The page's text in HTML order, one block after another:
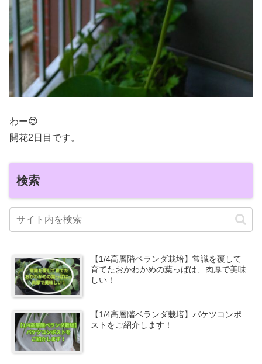
わー😍
開花2日目です。
検索
【1/4高層階ベランダ栽培】常識を覆して
育てたおかわかめの葉っぱは、肉厚で美味
しい！
【1/4高層階ベランダ栽培】バケツコンポ
ストをご紹介します！